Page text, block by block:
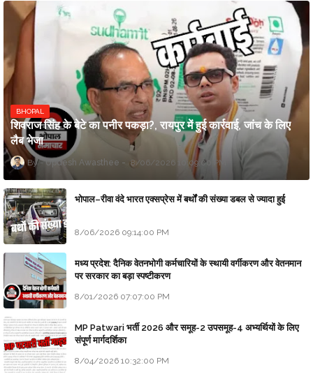
BHOPAL
शिवराज सिंह के बेटे का पनीर पकड़ा?, रायपुर में हुई कार्रवाई, जांच के लिए
लैब भेजा
Updesh Awasthee 8/06/2026 10:09:00 PM
भोपाल–रीवा वंदे भारत एक्सप्रेस में बर्थों की संख्या डबल से ज्यादा हुई
8/06/2026 09:14:00 PM
मध्य प्रदेश: दैनिक वेतनभोगी कर्मचारियों के स्थायी वर्गीकरण और वेतनमान
पर सरकार का बड़ा स्पष्टीकरण
8/01/2026 07:07:00 PM
MP Patwari भर्ती 2026 और समूह-2 उपसमूह-4 अभ्यर्थियों के लिए
संपूर्ण मार्गदर्शिका
8/04/2026 10:32:00 PM